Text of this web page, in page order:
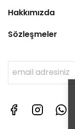
Hakkımızda
Sözleşmeler